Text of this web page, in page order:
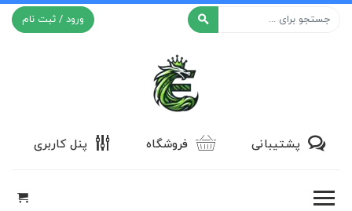
ورود / ثبت نام
پشتیبانی فروشگاه پنل کاربری